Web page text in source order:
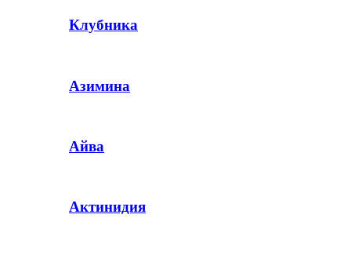
Клубника
Азимина
Айва
Актинидия